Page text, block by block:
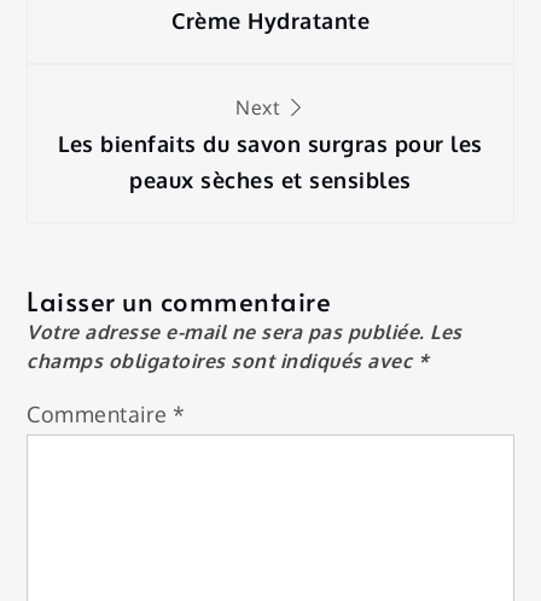
Crème Hydratante
Next
Les bienfaits du savon surgras pour les
peaux sèches et sensibles
Laisser un commentaire
Votre adresse e-mail ne sera pas publiée. Les
champs obligatoires sont indiqués avec *
Commentaire *